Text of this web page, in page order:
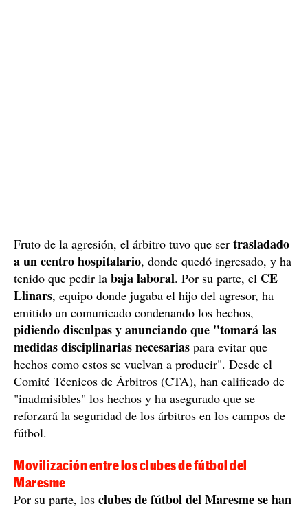
Fruto de la agresión, el árbitro tuvo que ser trasladado
a un centro hospitalario, donde quedó ingresado, y ha
tenido que pedir la baja laboral. Por su parte, el CE
Llinars, equipo donde jugaba el hijo del agresor, ha
emitido un comunicado condenando los hechos,
pidiendo disculpas y anunciando que "tomará las
medidas disciplinarias necesarias para evitar que
hechos como estos se vuelvan a producir". Desde el
Comité Técnicos de Árbitros (CTA), han calificado de
"inadmisibles" los hechos y ha asegurado que se
reforzará la seguridad de los árbitros en los campos de
fútbol.
Movilización entre los clubes de fútbol del
Maresme
Por su parte, los clubes de fútbol del Maresme se han